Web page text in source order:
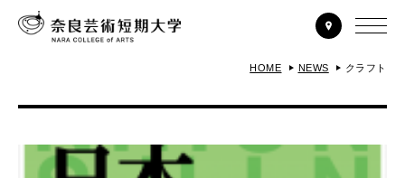
HOME NEWS クラフト